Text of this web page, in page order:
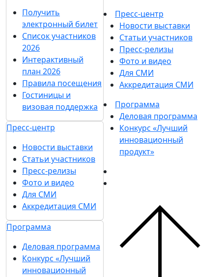
Получить
электронный билет
Список участников
2026
Интерактивный
план 2026
Правила посещения
Гостиницы и
визовая поддержка
Пресс-центр
Новости выставки
Статьи участников
Пресс-релизы
Фото и видео
Для СМИ
Аккредитация СМИ
Программа
Деловая программа
Конкурс «Лучший
инновационный
Пресс-центр
Новости выставки
Статьи участников
Пресс-релизы
Фото и видео
Для СМИ
Аккредитация СМИ
Программа
Деловая программа
Конкурс «Лучший
инновационный
продукт»